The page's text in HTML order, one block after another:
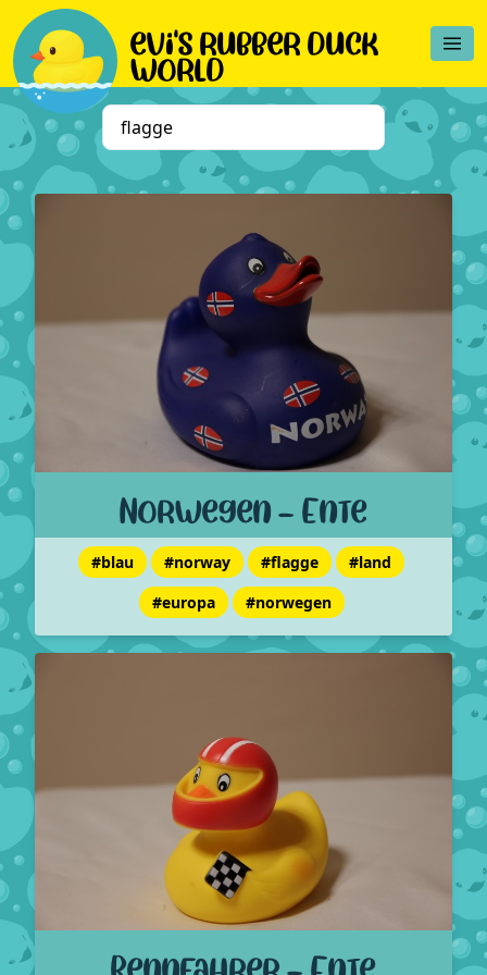
evi's rubber duck
world
Norwegen - Ente
#blau #norway #flagge
#land
#europa
#norwegen
Rennfahrer - Ente